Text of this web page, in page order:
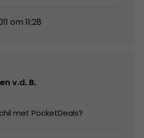
om 11:28
v.d. B.
met PocketDeals?